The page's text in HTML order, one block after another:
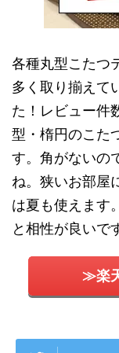
各種丸型こたつ
多く取り揃えて
た！レビュー件
型・楕円のこた
す。角がないの
ね。狭いお部屋
は夏も使えます
と相性が良いで
≫楽